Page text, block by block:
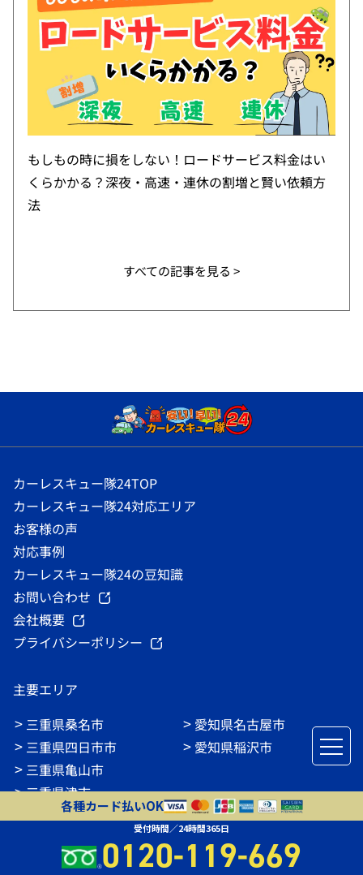
もしもの時に損をしない！ロードサービス料金はい
くらかかる？深夜・高速・連休の割増と賢い依頼方
法
すべての記事を見る >
各種カード払いOK
受付時間／24時間365日
0120-119-669
カーレスキュー隊24TOP
カーレスキュー隊24対応エリア
お客様の声
対応事例
カーレスキュー隊24の豆知識
お問い合わせ
会社概要
プライバシーポリシー
主要エリア
三重県桑名市
三重県四日市市
三重県亀山市
三重県津市
三重県鈴鹿市
愛知県弥富市
愛知県名古屋市
愛知県稲沢市